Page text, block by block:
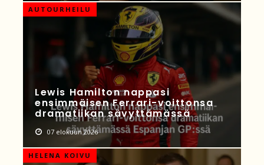
AUTOURHEILU
Lewis Hamilton nappasi
ensimmäisen Ferrari-voittonsa
dramatiikan sävyttämässä
07 elokuun 2026
HELENA KOIVU